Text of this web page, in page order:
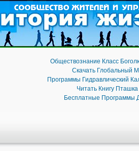
Мод На Программы
Обществознание Класс
Скачать Глобальный
Программы Гидравлический
Читать Книгу
Бесплатные Программы